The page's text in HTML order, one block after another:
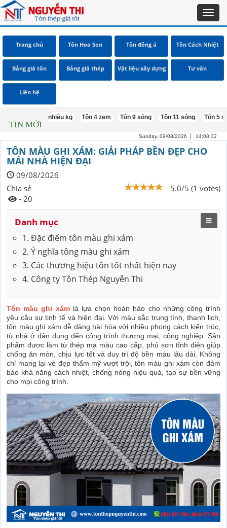
Trang chủ Tôn Hoa Sen Tôn đông á Tôn Cách Nhiệt
Bảng giá tôn Bảng giá thép Vật liệu xây dựng Tư vấn
Liên hệ
TIN MỚI
bao nhiêu kg Tôn 4 zem Tôn 9 sóng Tôn 11 sóng Tôn 5 sóng
Sunday, 09/08/2026 14:08:33
TÔN MÀU GHI XÁM: GIẢI PHÁP BỀN ĐẸP CHO
MÁI NHÀ HIỆN ĐẠI
09/08/2026
5.0/5 (1 votes)
Chia sẻ
- 20
Danh mục
1. Đặc điểm tôn màu ghi xám
2. Ý nghĩa tông màu ghi xám
3. Các thương hiệu tôn tốt nhất hiện nay
4. Công ty Tôn Thép Nguyễn Thi
Tôn màu ghi xámlà lựa chọn hoàn hảo cho những công trình
yêu cầu sự tinh tế và hiện đại. Với màu sắc trung tính, thanh lịch,
tôn màu ghi xám dễ dàng hài hòa với nhiều phong cách kiến trúc,
từ nhà ở dân dụng đến công trình thương mại, công nghiệp. Sản
phẩm được làm từ thép mạ màu cao cấp, phủ sơn tĩnh điện giúp
chống ăn mòn, chịu lực tốt và duy trì độ bền màu lâu dài. Không
chỉ mang lại vẻ đẹp thẩm mỹ vượt trội, tôn màu ghi xám còn đảm
bảo khả năng cách nhiệt, chống nóng hiệu quả, tạo sự bền vững
cho mọi công trình.